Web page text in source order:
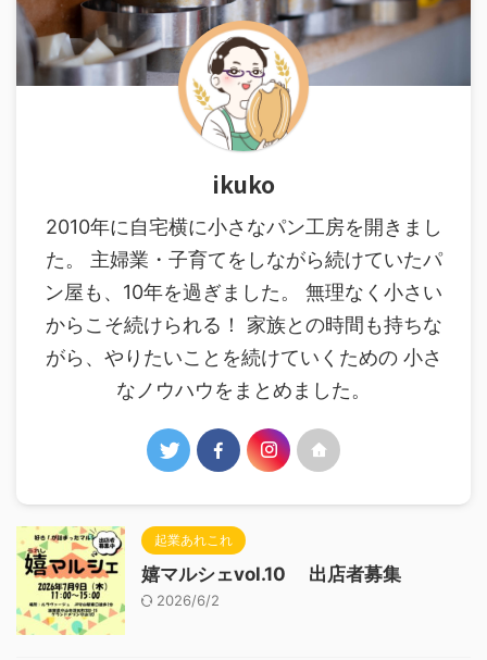
ikuko
2010年に自宅横に小さなパン工房を開きまし
た。 主婦業・子育てをしながら続けていたパ
ン屋も、10年を過ぎました。 無理なく小さい
からこそ続けられる！ 家族との時間も持ちな
がら、やりたいことを続けていくための 小さ
なノウハウをまとめました。
起業あれこれ
嬉マルシェvol.10 出店者募集
2026/6/2